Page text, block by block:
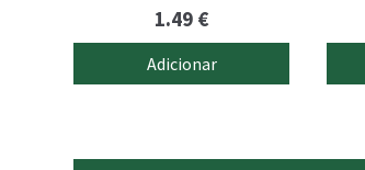
1.49 €
Adicionar